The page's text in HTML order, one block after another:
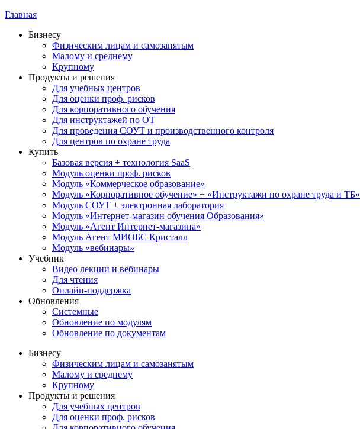
Главная
Бизнесу
Физическим лицам и самозанятым
Малому и среднему
Крупному
Продукты и решения
Для учебных центров
Для оценки проф. рисков
Для корпоративного обучения
Для инструктажей по ОТ
Для проведения СОУТ и производственного контроля
Для центров по охране труда
Купить
Базовая версия + технология SaaS
Модуль оценки проф. рисков
Модуль «Коммерческое образование»
Модуль «Корпоративное обучение» + «Инструктажи по охране труда и ТБ»
Модуль СОУТ + электронная лаборатория
Модуль «Интернет-магазин обучения Образования»
Модуль «Агент Интернет-магазина»
Модуль Агент МИОБС Кристалл
Модуль «вебинары»
Учебник
Видео лекции и вебинары
Для чтения
Онлайн-поддержка
Обновления
Системные
Обновление по модулям
Обновление по документам
Бизнесу
Физическим лицам и самозанятым
Малому и среднему
Крупному
Продукты и решения
Для учебных центров
Для оценки проф. рисков